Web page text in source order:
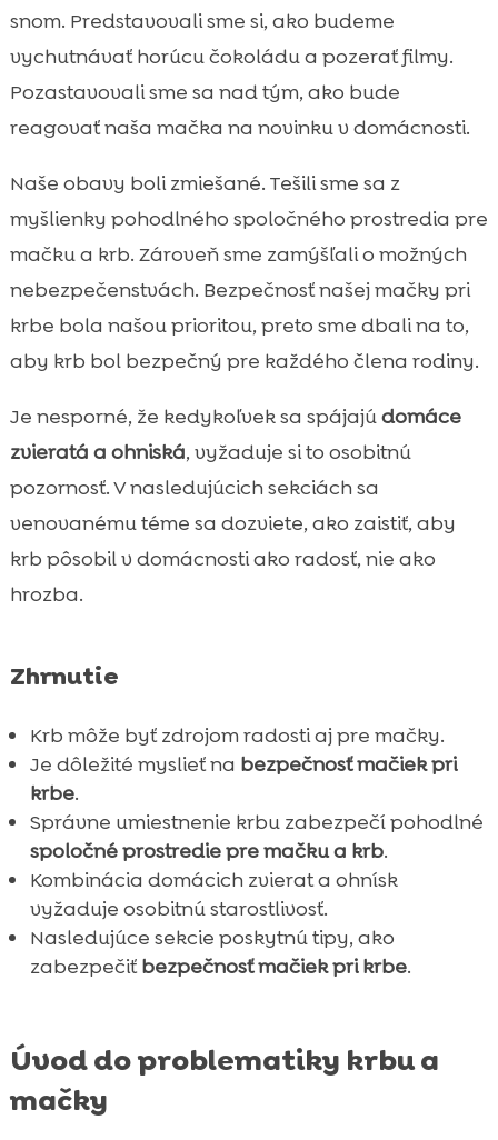
 Výhody spoločného prostredia pre krba a
mačku
Krb a mačka na jeseň
Výber krbov pre bezpečnosť mačiek

Výhody používania hypoalergénnych
krmív ako CricksyCat
 Dôležitosť kvalitnej podstielky pre mačaciu
pohodu
domácnosti s mačkou
 Interakcia mačky so sklenenými krbmi
Záver
FAQ
snom. Predstavovali sme si, ako budeme
vychutnávať horúcu čokoládu a pozerať filmy.
Pozastavovali sme sa nad tým, ako bude
reagovať naša mačka na novinku v domácnosti.
Naše obavy boli zmiešané. Tešili sme sa z
myšlienky pohodlného spoločného prostredia pre
mačku a krb. Zároveň sme zamýšľali o možných
nebezpečenstvách. Bezpečnosť našej mačky pri
krbe bola našou prioritou, preto sme dbali na to,
aby krb bol bezpečný pre každého člena rodiny.
Je nesporné, že kedykoľvek sa spájajúdomáce
zvieratá a ohniská, vyžaduje si to osobitnú
pozornosť. V nasledujúcich sekciách sa
venovanému téme sa dozviete, ako zaistiť, aby
krb pôsobil v domácnosti ako radosť, nie ako
hrozba.
Zhrnutie
Krb môže byť zdrojom radosti aj pre mačky.
Je dôležité myslieť na bezpečnosť mačiek pri
krbe.
Správne umiestnenie krbu zabezpečí pohodlné
spoločné prostredie pre mačku a krb.
Kombinácia domácich zvierat a ohnísk
vyžaduje osobitnú starostlivosť.
Nasledujúce sekcie poskytnú tipy, ako
zabezpečiťbezpečnosť mačiek pri krbe.
Úvod do problematiky krbu a
mačky